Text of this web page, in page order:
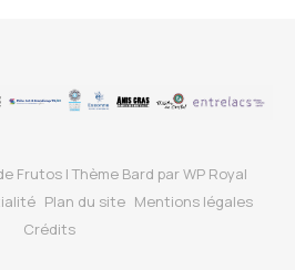
Frutos |Thème Bard parWP Royal
Plan du site Mentions légales
Crédits